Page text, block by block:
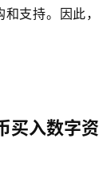
支持。因此，
买入数字资